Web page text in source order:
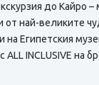
до Кайро –
най-великите
на Египетския
ALL INCLUSIVE на